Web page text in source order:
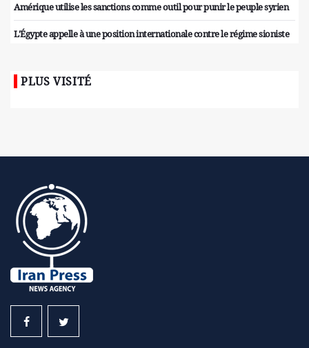
Amérique utilise les sanctions comme outil pour punir le peuple syrien
L'Égypte appelle à une position internationale contre le régime sioniste
PLUS VISITÉ